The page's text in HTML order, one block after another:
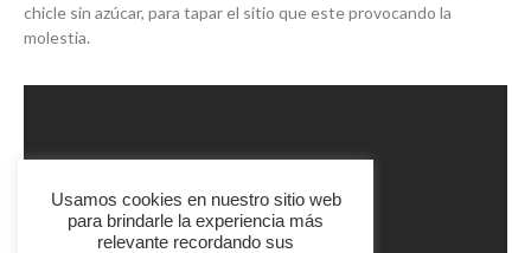
chicle sin azúcar, para tapar el sitio que este provocando la
molestia.
Usamos cookies en nuestro sitio web
para brindarle la experiencia más
relevante recordando sus